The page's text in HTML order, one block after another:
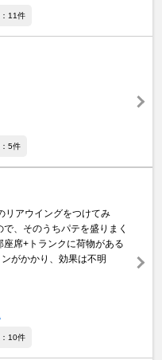
11件
5件
リアウイングをつけてみ
、そのうちパテを盛りまく
座席+トランクに荷物がある
がかかり、効果は不明
10件